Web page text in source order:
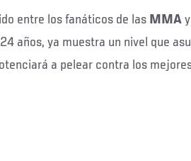
entre los fanáticos de las MMA
años, ya muestra un nivel que
a pelear contra los